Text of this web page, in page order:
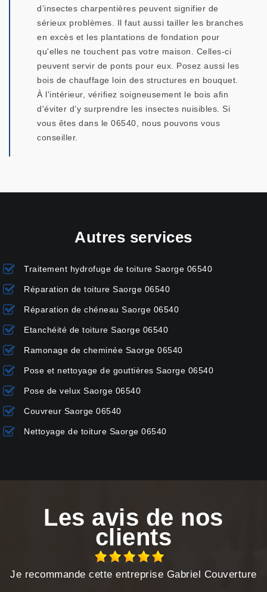
d’insectes charpentières peuvent signifier de
sérieux problèmes. Il faut aussi tailler les branches
en excès et les plantations de fondation pour
qu'elles ne touchent pas votre maison. Celles-ci
peuvent servir de ponts pour eux. Posez aussi les
bois de chauffage loin des structures en bouquet.
À l'intérieur, vérifiez soigneusement le bois afin
d'éviter d’y surprendre les insectes nuisibles. Si
vous êtes dans le 06540, nous pouvons vous
conseiller.
Autres services
Traitement hydrofuge de toiture Saorge 06540
Réparation de toiture Saorge 06540
Réparation de chéneau Saorge 06540
Etanchéité de toiture Saorge 06540
Ramonage de cheminée Saorge 06540
Pose et nettoyage de gouttières Saorge 06540
Pose de velux Saorge 06540
Couvreur Saorge 06540
Nettoyage de toiture Saorge 06540
Les avis de nos
clients
Je recommande cette entreprise Gabriel Couverture